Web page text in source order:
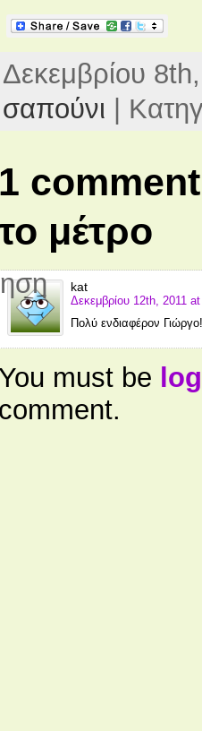
Δεκεμβρίου
σαπούνι |
1
μέτρο
kat
Δεκεμβρίου 12th, 2011
Πολύ ενδιαφέρον
You must be
comment.